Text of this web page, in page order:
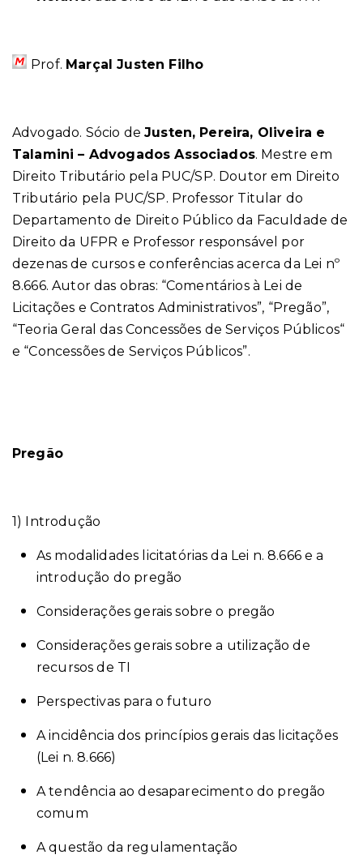
Prof. Marçal Justen Filho
Advogado. Sócio deJusten, Pereira, Oliveira e
Talamini – Advogados Associados. Mestre em
Direito Tributário pela PUC/SP. Doutor em Direito
Tributário pela PUC/SP. Professor Titular do
Departamento de Direito Público da Faculdade de
Direito da UFPR e Professor responsável por
dezenas de cursos e conferências acerca da Lei nº
8.666. Autor das obras: “Comentários à Lei de
Licitações e Contratos Administrativos”, “Pregão”,
“Teoria Geral das Concessões de Serviços Públicos“
e “Concessões de Serviços Públicos”.
Pregão
1) Introdução
As modalidades licitatórias da Lei n. 8.666 e a
introdução do pregão
Considerações gerais sobre o pregão
Considerações gerais sobre a utilização de
recursos de TI
Perspectivas para o futuro
A incidência dos princípios gerais das licitações
(Lei n. 8.666)
A tendência ao desaparecimento do pregão
comum
A questão da regulamentação